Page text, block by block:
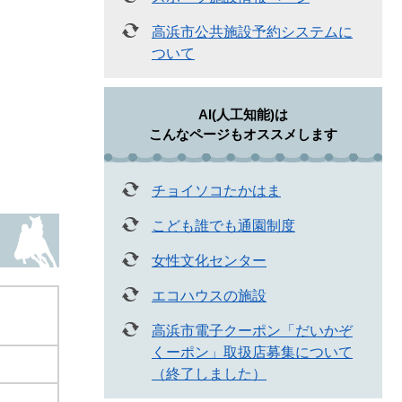
高浜市公共施設予約システムに
ついて
AI(人工知能)は
こんなページもオススメします
チョイソコたかはま
こども誰でも通園制度
女性文化センター
エコハウスの施設
高浜市電子クーポン「だいかぞ
くーポン」取扱店募集について
（終了しました）